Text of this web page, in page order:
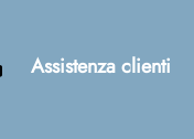
Assistenza clienti